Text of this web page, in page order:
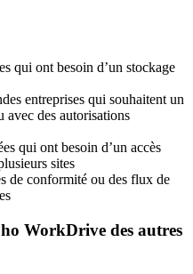
qui ont besoin d’un stockage
entreprises qui souhaitent un
avec des autorisations
qui ont besoin d’un accès
sites
de conformité ou des flux de
WorkDrive des autres